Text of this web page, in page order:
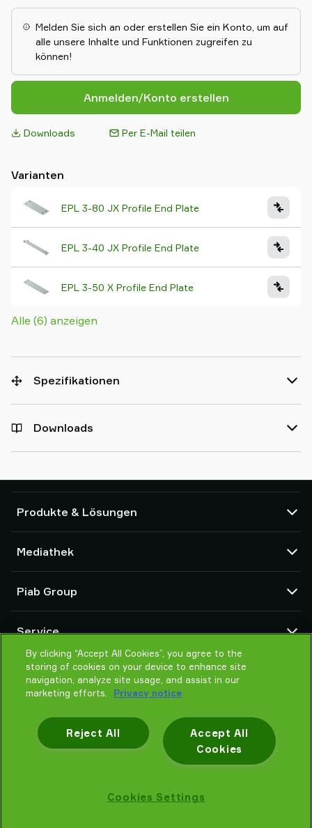
Melden Sie sich an oder erstellen Sie ein Konto, um auf
alle unsere Inhalte und Funktionen zugreifen zu
können!
Anmelden/Konto erstellen
Downloads Per E-Mail teilen
Varianten
EPL 3-80 JX Profile End Plate
EPL 3-40 JX Profile End Plate
EPL 3-50 X Profile End Plate
Alle (6) anzeigen
Spezifikationen
Downloads
Produkte & Lösungen
Saugnäpfe und Soft-Gripper
Komponenten des Robot End Of Arm Tooling (EOAT)
Roboter- und Cobot-Greiflösungen
System- und Lösungszubehör
Vakuumförderer für Pulver und Schüttgut
Mediathek
Produktkonfigurator
Allgemeine Verkaufsbedingungen
Datenschutzrichtlinie
Piab Group
Globale Organisation
Verhaltenskodex
Neuheiten
Karrieren
Service
Kontakt
Partner Netzwerk
Auswahlhilfe
By clicking “Accept All Cookies”, you agree to the
storing of cookies on your device to enhance site
navigation, analyze site usage, and assist in our
marketing efforts.
Privacy notice
Accept All
Cookies
Reject All
Cookies Settings